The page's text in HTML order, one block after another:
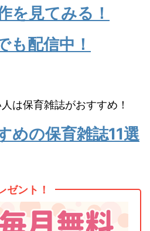
を見てみる！
も配信中！
は保育雑誌がおすすめ！
めの保育雑誌11選
ゼント！